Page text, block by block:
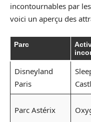
incontournables par
voici un aperçu des
Parc
Disneyland
Paris
Parc Astérix